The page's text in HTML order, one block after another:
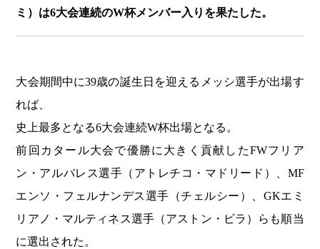
ミ）は6大会連続のW杯メンバー入りを果たした。
大会期間中に39歳の誕生日を迎えるメッシ選手が出場す
れば、
史上最多となる6大会連続W杯出場となる。
前回カタール大会で優勝に大きく貢献したFWフリア
ン・アルバレス選手（アトレチコ・マドリード）、MF
エンソ・フェルナンデス選手（チェルシー）、GKエミ
リアノ・マルティネス選手（アストン・ビラ）らも順当
に選出された。